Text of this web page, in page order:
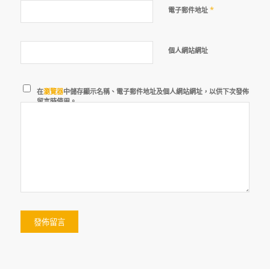
電子郵件地址 *
個人網站網址
在瀏覽器中儲存顯示名稱、電子郵件地址及個人網站網址，以供下次發佈
留言時使用。